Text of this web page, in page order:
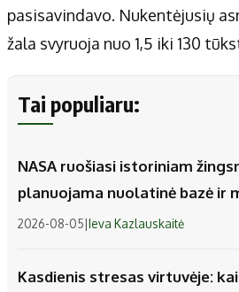
pasisavindavo. Nukentėjusių
žala svyruoja nuo 1,5 iki 130
Tai populiaru:
NASA ruošiasi istoriniam
planuojama nuolatinė bazė ir
2026-08-05|Ieva Kazlauskaitė
Kasdienis stresas virtuvėje: